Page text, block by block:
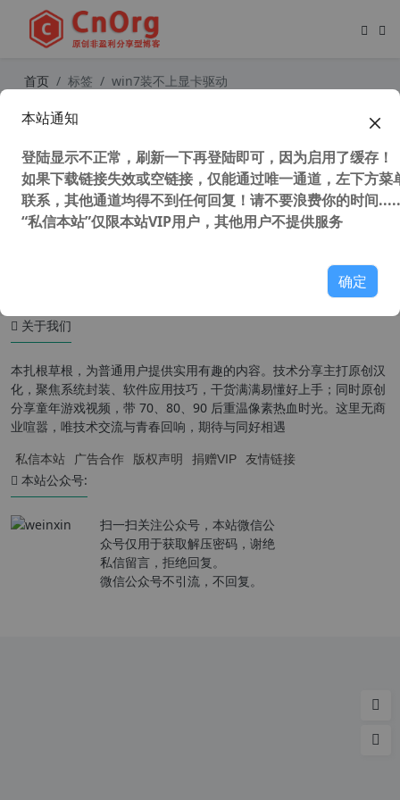
首页 标签 win7装不上显卡驱动
控制器无驱动问题
关于我们
本扎根草根，为普通用户提供实用有趣的内容。技术分享主打原创汉
化，聚焦系统封装、软件应用技巧，干货满满易懂好上手；同时原创
分享童年游戏视频，带 70、80、90 后重温像素热血时光。这里无商
业喧嚣，唯技术交流与青春回响，期待与同好相遇
私信本站 广告合作 版权声明 捐赠VIP 友情链接
本站公众号:
扫一扫关注公众号，本站微信公
众号仅用于获取解压密码，谢绝
私信留言，拒绝回复。
微信公众号不引流，不回复。
本站通知
登陆显示不正常，刷新一下再登陆即可，因为启用了缓存！
如果下载链接失效或空链接，仅能通过唯一通道，左下方菜
联系，其他通道均得不到任何回复！请不要浪费你的时间
“私信本站”仅限本站VIP用户，其他用户不提供服务
确定